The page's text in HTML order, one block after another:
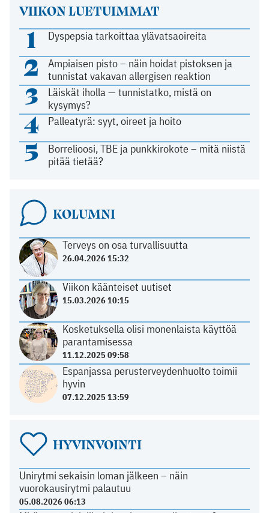
VIIKON LUETUIMMAT
1 Dyspepsia tarkoittaa ylävatsaoireita
2
Ampiaisen pisto – näin hoidat pistoksen ja
tunnistat vakavan allergisen reaktion
3
Läiskät iholla — tunnistatko, mistä on
kysymys?
4 Palleatyrä: syyt, oireet ja hoito
5
Borrelioosi, TBE ja punkkirokote – mitä niistä
pitää tietää?
KOLUMNI
Terveys on osa turvallisuutta
26.04.2026 15:32
Viikon käänteiset uutiset
15.03.2026 10:15
Kosketuksella olisi monenlaista käyttöä
parantamisessa
11.12.2025 09:58
Espanjassa perusterveydenhuolto toimii
hyvin
07.12.2025 13:59
HYVINVOINTI
Unirytmi sekaisin loman jälkeen – näin
vuorokausirytmi palautuu
05.08.2026 06:13